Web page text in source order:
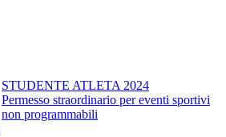
STUDENTE ATLETA 2024
Permesso straordinario per eventi sportivi
non programmabili